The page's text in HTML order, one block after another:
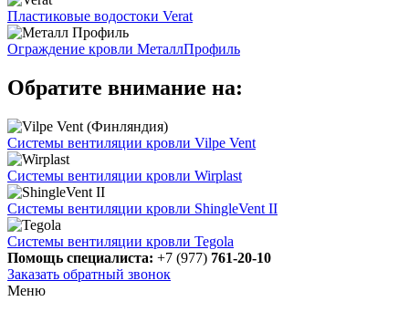
Пластиковые водостоки Verat
Ограждение кровли МеталлПрофиль
Обратите внимание на:
Системы вентиляции кровли Vilpe Vent
Системы вентиляции кровли Wirplast
Системы вентиляции кровли ShingleVent II
Системы вентиляции кровли Tegola
Помощь специалиста: +7 (977) 761-20-10
Заказать обратный звонок
Меню